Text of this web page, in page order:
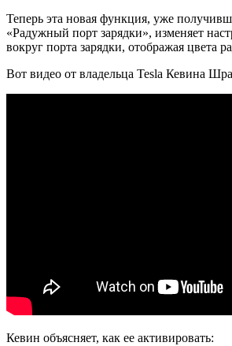
Теперь эта новая функция, уже
«Радужный порт зарядки», изменяет
вокруг порта зарядки, отображая цвета
Вот видео от владельца Tesla Кевина
Кевин объясняет, как ее активировать: